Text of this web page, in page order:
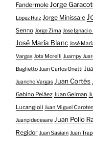
Fandermole Jorge
López Ruiz Jorge Minissale
Senno Jorge Zima Jose Ignacio
José María Blanc José
Vargas Jota Morelli Juampy
Baglietto Juan Carlos Onetti
Juancho Vargas Juan Cortés
Gabino Peláez Juan Gelman
Lucangioli Juan Miguel
Juanpidecesare Juan Pollo
Regidor Juan Sasiain Juan